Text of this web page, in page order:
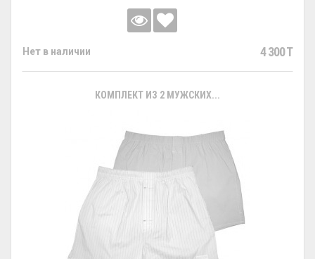
Нет в наличии 4 300 T
КОМПЛЕКТ ИЗ 2 МУЖСКИХ...